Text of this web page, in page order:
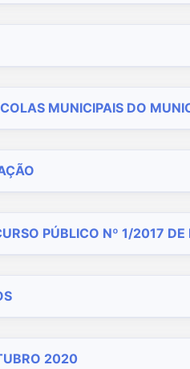
MUNICIPAIS DO
PÚBLICO Nº 1/2017
2020